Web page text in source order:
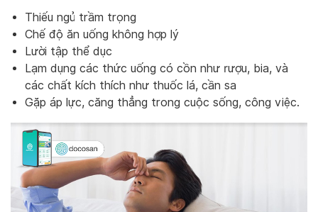
Thiếu ngủ trầm trọng
Chế độ ăn uống không hợp lý
Lười tập thể dục
Lạm dụng các thức uống có cồn như rượu, bia, và
các chất kích thích như thuốc lá, cần sa
Gặp áp lực, căng thẳng trong cuộc sống, công việc.